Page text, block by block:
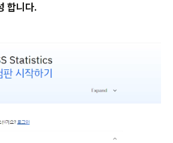
합니다.